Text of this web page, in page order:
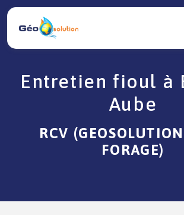
Entretien fioul à
Aube
RCV
FORAGE)
Panneau de gestion des cookies